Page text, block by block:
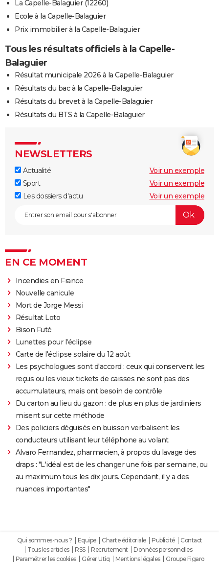
La Capelle-Balaguier (12260)
Ecole à la Capelle-Balaguier
Prix immobilier à la Capelle-Balaguier
Tous les résultats officiels à la Capelle-
Balaguier
Résultat municipale 2026 à la Capelle-Balaguier
Résultats du bac à la Capelle-Balaguier
Résultats du brevet à la Capelle-Balaguier
Résultats du BTS à la Capelle-Balaguier
NEWSLETTERS
Actualité
Voir un exemple
Sport
Voir un exemple
Les dossiers d'actu
Voir un exemple
EN CE MOMENT
Incendies en France
Nouvelle canicule
Mort de Jorge Messi
Résultat Loto
Bison Futé
Lunettes pour l'éclipse
Carte de l'éclipse solaire du 12 août
Les psychologues sont d'accord : ceux qui conservent les
reçus ou les vieux tickets de caisses ne sont pas des
accumulateurs, mais ont besoin de contrôle
Du carton au lieu du gazon : de plus en plus de jardiniers
misent sur cette méthode
Des policiers déguisés en buisson verbalisent les
conducteurs utilisant leur téléphone au volant
Alvaro Fernandez, pharmacien, à propos du lavage des
draps : "L'idéal est de les changer une fois par semaine, ou
au maximum tous les dix jours. Cependant, il y a des
nuances importantes"
Qui sommes-nous ? Equipe Charte éditoriale Publicité
Contact
Tous les articles
RSS Recrutement
Données personnelles
Paramétrer les cookies
Gérer Utiq Mentions légales Groupe Figaro